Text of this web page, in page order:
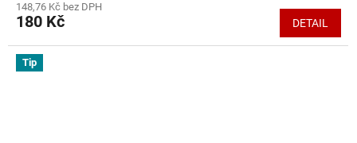
produktu
je
z
5
148,76 Kč bez DPH
180 Kč DETAIL
Tip